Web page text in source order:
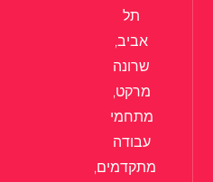
תל
אביב,
שרונה
מרקט,
מתחמי
עבודה
מתקדמים,